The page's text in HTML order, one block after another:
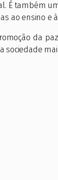
É também
ao ensino e
da
sociedade